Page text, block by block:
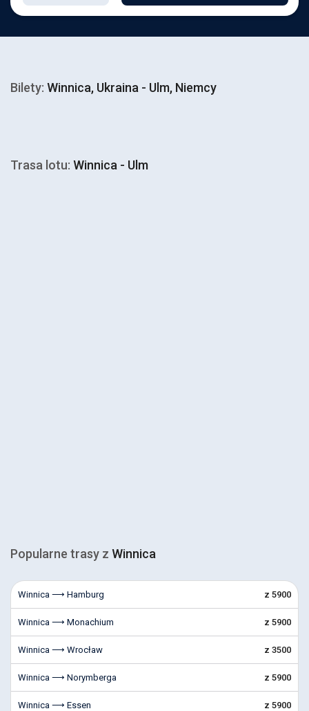
Bilety: Winnica, Ukraina - Ulm, Niemcy
Trasa lotu: Winnica - Ulm
Popularne trasy z Winnica
Winnica ⟶ Hamburg z 5900
Winnica ⟶ Monachium z 5900
Winnica ⟶ Wrocław z 3500
Winnica ⟶ Norymberga z 5900
Winnica ⟶ Essen z 5900